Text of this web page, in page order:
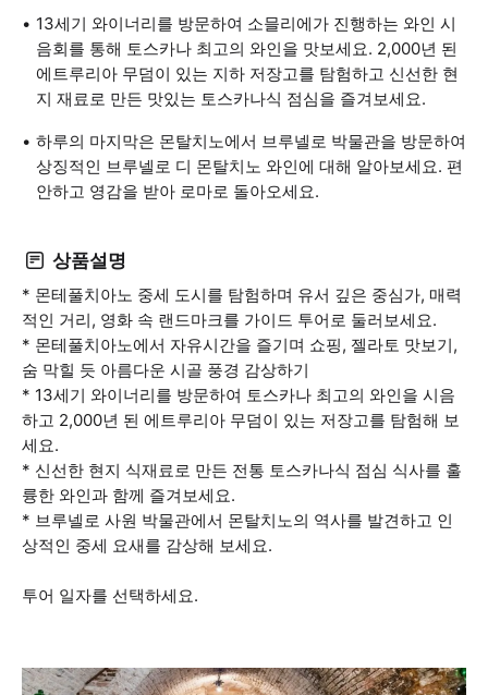
13세기 와이너리를 방문하여 소믈리에가 진행하는 와인 시
음회를 통해 토스카나 최고의 와인을 맛보세요. 2,000년 된
에트루리아 무덤이 있는 지하 저장고를 탐험하고 신선한 현
지 재료로 만든 맛있는 토스카나식 점심을 즐겨보세요.
하루의 마지막은 몬탈치노에서 브루넬로 박물관을 방문하여
상징적인 브루넬로 디 몬탈치노 와인에 대해 알아보세요. 편
안하고 영감을 받아 로마로 돌아오세요.
상품설명
* 몬테풀치아노 중세 도시를 탐험하며 유서 깊은 중심가, 매력
적인 거리, 영화 속 랜드마크를 가이드 투어로 둘러보세요.
* 몬테풀치아노에서 자유시간을 즐기며 쇼핑, 젤라토 맛보기,
숨 막힐 듯 아름다운 시골 풍경 감상하기
* 13세기 와이너리를 방문하여 토스카나 최고의 와인을 시음
하고 2,000년 된 에트루리아 무덤이 있는 저장고를 탐험해 보
세요.
* 신선한 현지 식재료로 만든 전통 토스카나식 점심 식사를 훌
륭한 와인과 함께 즐겨보세요.
* 브루넬로 사원 박물관에서 몬탈치노의 역사를 발견하고 인
상적인 중세 요새를 감상해 보세요.
투어 일자를 선택하세요.